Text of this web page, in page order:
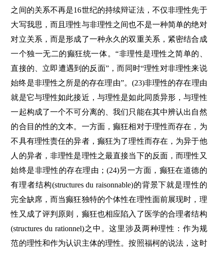
之间的关系不再是16世纪的持续辩证法，不仅非理性先于
大写我思，而且理性与非理性之间也不是一种简单的绝对
对立关系，而是形成了一种永久的双重关系，紧密结合成
一个独一无二的癫狂统一体。“非理性是理性之简单的、
直接的、立即遭遇到的反面”，而同时“理性对非理性来说
始终是非理性之所是的存在理由”。(23)非理性的存在理由
就是它与理性如此接近，与理性是如此同质异形，与理性
一起构成了一个不可分离的、我们只能在其中辨认出自然
的合目的性的文本。一方面，癫狂相对于理性而存在，为
不具有理性责任的异者，癫狂为了理性而存在，为异于他
人的异者，非理性是理性之最直接当下的反面，而理性又
始终是非理性的存在理由；(24)另一方面，癫狂在道德的
有理者结构(structures du raisonnable)的背景下就是理性的
完全缺席，而当癫狂独特的个体性在理性面前展现时，理
性又成了评判原则，癫狂也相应陷入了医学的合理者结构
(structures du rationnel)之中。这里涉及两种理性：作为规
范的理性和作为认识主体的理性。按照福柯的说法，这时